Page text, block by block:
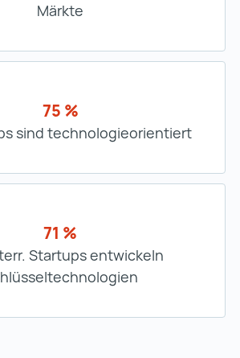
Märkte
75 %
sind technologieorientiert
71 %
Startups entwickeln